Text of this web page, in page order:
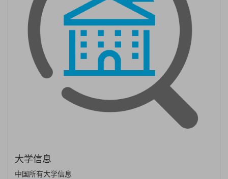
大学信息
中国所有大学信息